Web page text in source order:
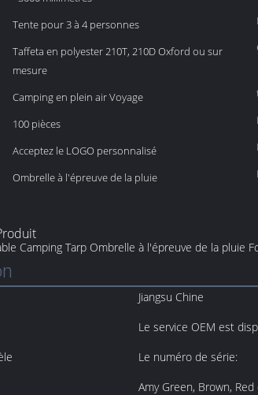
Tente pour 3 à 4 personnes
Taffeta en polyester 210T, 210D Oxford ou sur
mesure
Camping en plein air Voyage
100 pièces
Acceptez le LOGO personnalisé
Ombrelle à l'épreuve de la pluie
Camping Tarp Ombrelle à l'épreuve de la pluie
Jiangsu Chine
Le service OEM est
Le numéro de série:
Amy Green, Brown,